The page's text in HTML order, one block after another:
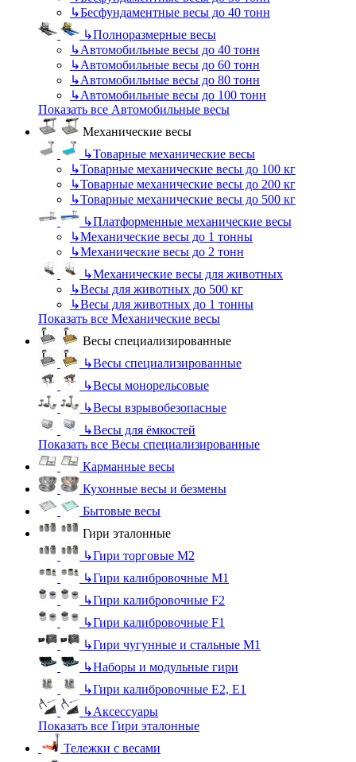
↳Бесфундаментные весы до 40 тонн
↳Полноразмерные весы
↳Автомобильные весы до 40 тонн
↳Автомобильные весы до 60 тонн
↳Автомобильные весы до 80 тонн
↳Автомобильные весы до 100 тонн
Показать все Автомобильные весы
Механические весы
↳Товарные механические весы
↳Товарные механические весы до 100 кг
↳Товарные механические весы до 200 кг
↳Товарные механические весы до 500 кг
↳Платформенные механические весы
↳Механические весы до 1 тонны
↳Механические весы до 2 тонн
↳Механические весы для животных
↳Весы для животных до 500 кг
↳Весы для животных до 1 тонны
Показать все Механические весы
Весы специализированные
↳Весы специализированные
↳Весы монорельсовые
↳Весы взрывобезопасные
↳Весы для ёмкостей
Показать все Весы специализированные
Карманные весы
Кухонные весы и безмены
Бытовые весы
Гири эталонные
↳Гири торговые М2
↳Гири калибровочные М1
↳Гири калибровочные F2
↳Гири калибровочные F1
↳Гири чугунные и стальные М1
↳Наборы и модульные гири
↳Гири калибровочные E2, Е1
↳Аксессуары
Показать все Гири эталонные
Тележки с весами